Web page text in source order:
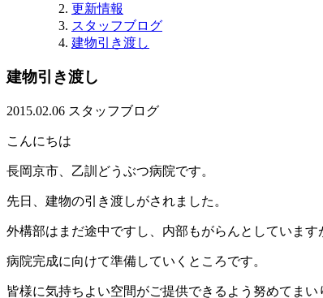
更新情報
スタッフブログ
建物引き渡し
建物引き渡し
2015.02.06 スタッフブログ
こんにちは
長岡京市、乙訓どうぶつ病院です。
先日、建物の引き渡しがされました。
外構部はまだ途中ですし、内部もがらんとしています
病院完成に向けて準備していくところです。
皆様に気持ちよい空間がご提供できるよう努めてまい